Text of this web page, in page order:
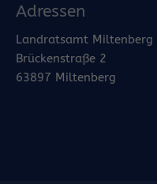
Adressen
Landratsamt Miltenberg
Brückenstraße 2
63897 Miltenberg